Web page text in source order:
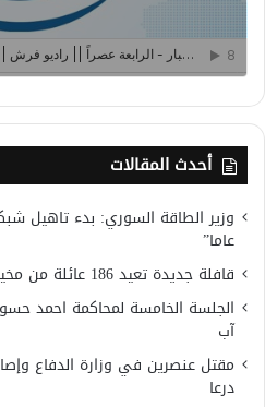
أحدث المقالات
عاما”
قافلة جديدة تعيد 186 عائلة من مخيمات الشمال إلى ريف حماة
آب
مقتل عنصرين في وزارة الدفاع
درعا